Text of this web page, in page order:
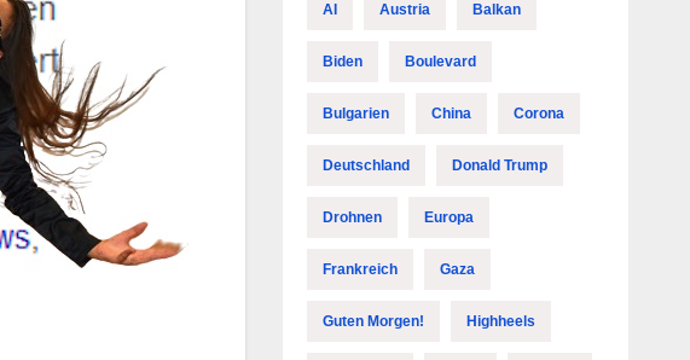
AI Austria Balkan
Biden Boulevard
Bulgarien China Corona
Deutschland Donald Trump
Drohnen Europa
Frankreich Gaza
Guten Morgen! Highheels